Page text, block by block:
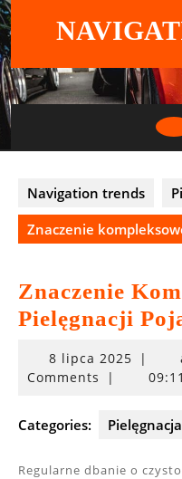
Skip
to
content
Navigation trends
Znaczenie
Znaczenie
Pielęgnacji
8 lipca 20258
lipca
|
Comments
| 09:11
Categories:
Regularne dbanie o